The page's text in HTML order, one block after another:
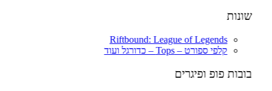
שונות
Riftbound: League of Legends
קלפי ספורט – Tops – כדורגל ועוד
בובות פופ ופיגרים
בארוטו – BARUTO
אוותר – Avatar
יו גי הו – Yu Gi Oh
דימון סלייר – Demon Slayer